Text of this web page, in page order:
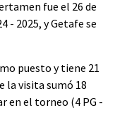
fue el 26 de
- 2025, y Getafe se
puesto y tiene 21
la visita sumó 18
en el torneo (4 PG -